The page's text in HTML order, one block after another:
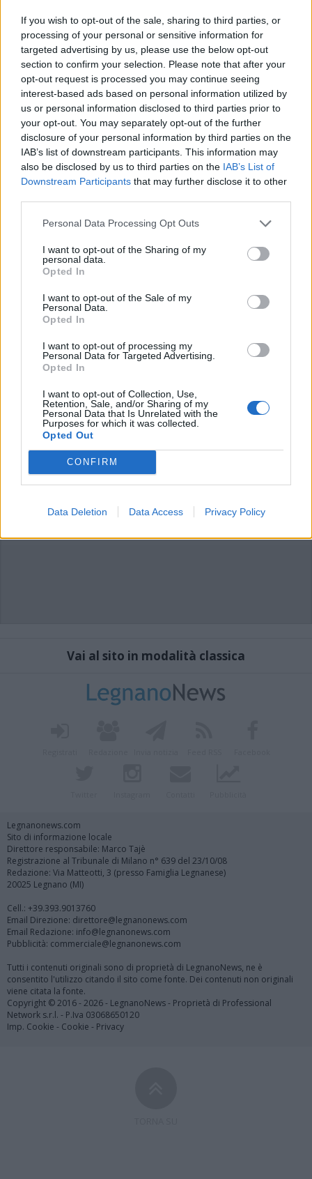
If you wish to opt-out of the sale, sharing to third parties, or
processing of your personal or sensitive information for
targeted advertising by us, please use the below opt-out
section to confirm your selection. Please note that after your
opt-out request is processed you may continue seeing
interest-based ads based on personal information utilized by
us or personal information disclosed to third parties prior to
your opt-out. You may separately opt-out of the further
disclosure of your personal information by third parties on the
IAB’s list of downstream participants. This information may
also be disclosed by us to third parties on the IAB’s List of
Downstream Participants that may further disclose it to other
Personal Data Processing Opt Outs
I want to opt-out of the Sharing of my
personal data.
Opted In
I want to opt-out of the Sale of my
Personal Data.
Opted In
I want to opt-out of processing my
Personal Data for Targeted Advertising.
Opted In
I want to opt-out of Collection, Use,
Retention, Sale, and/or Sharing of my
Personal Data that Is Unrelated with the
Purposes for which it was collected.
Opted Out
CONFIRM
Data Deletion Data Access Privacy Policy
Rotary Parchi Alto Milanese nelle Missioni Cattoliche
della Guinea Bissau
Accedioregistrati per commentare questo
commento esprime il pensiero dell'autore e non rappresenta la linea editoriale
di VareseNews.it, che rimane autonoma e indipendente. I messaggi inclusi nei
commenti non sono testi giornalistici, ma post inviati dai singoli lettori che
possono essere automaticamente pubblicati senza filtro preventivo. I commenti
Vai al sito in modalità classica
Legnanonews.com
Sito di informazione locale
Direttore responsabile: Marco Tajè
Registrazione al Tribunale di Milano n° 639 del 23/10/08
Redazione: Via Matteotti, 3 (presso Famiglia Legnanese)
20025 Legnano (MI)
Cell.: +39.393.9013760
Email Direzione: direttore@legnanonews.com
Email Redazione: info@legnanonews.com
Pubblicità: commerciale@legnanonews.com
Tutti i contenuti originali sono di proprietà di LegnanoNews, ne è
consentito l'utilizzo citando il sito come fonte. Dei contenuti non originali
viene citata la fonte.
Copyright © 2016 - 2026 - LegnanoNews - Proprietà di Professional
Network s.r.l. - P.Iva 03068650120
Imp. Cookie - Cookie - Privacy